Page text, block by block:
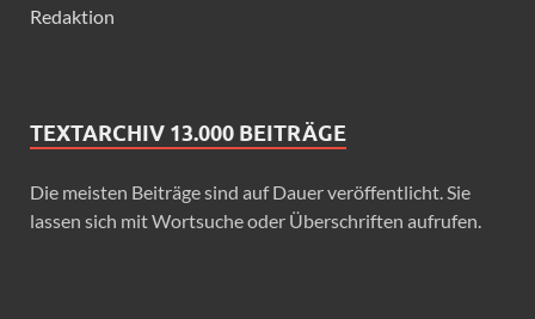
Redaktion
TEXTARCHIV 13.000 BEITRÄGE
Die meisten Beiträge sind auf Dauer veröffentlicht. Sie
lassen sich mit Wortsuche oder Überschriften aufrufen.